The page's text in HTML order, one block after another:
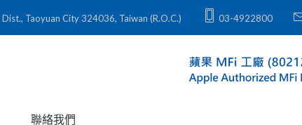
Taoyuan City 324036, Taiwan (R.O.C.) 03-4922800
聯絡我們